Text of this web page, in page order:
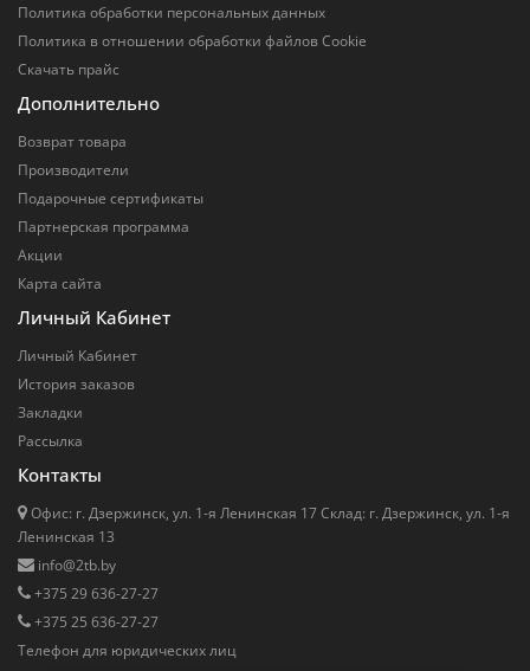
Политика обработки персональных данных
Политика в отношении обработки файлов Cookie
Скачать прайс
Дополнительно
Возврат товара
Производители
Подарочные сертификаты
Партнерская программа
Акции
Карта сайта
Личный Кабинет
Личный Кабинет
История заказов
Закладки
Рассылка
Контакты
Офис: г. Дзержинск, ул. 1-я Ленинская 17 Cклад: г. Дзержинск, ул. 1-я
Ленинская 13
info@2tb.by
+375 29 636-27-27
+375 25 636-27-27
Телефон для юридических лиц